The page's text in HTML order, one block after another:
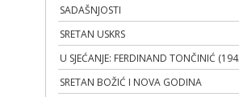
SADAŠNJOSTI
SRETAN USKRS
U SJEĆANJE: FERDINAND TONČINIĆ
SRETAN BOŽIĆ I NOVA GODINA